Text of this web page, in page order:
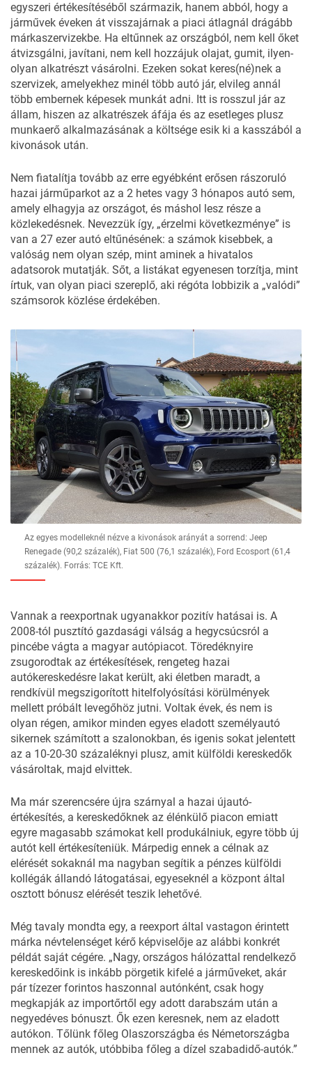
egyszeri értékesítéséből származik, hanem abból, hogy a
járművek éveken át visszajárnak a piaci átlagnál drágább
márkaszervizekbe. Ha eltűnnek az országból, nem kell őket
átvizsgálni, javítani, nem kell hozzájuk olajat, gumit, ilyen-
olyan alkatrészt vásárolni. Ezeken sokat keres(né)nek a
szervizek, amelyekhez minél több autó jár, elvileg annál
több embernek képesek munkát adni. Itt is rosszul jár az
állam, hiszen az alkatrészek áfája és az esetleges plusz
munkaerő alkalmazásának a költsége esik ki a kasszából a
kivonások után.
Nem fiatalítja tovább az erre egyébként erősen rászoruló
hazai járműparkot az a 2 hetes vagy 3 hónapos autó sem,
amely elhagyja az országot, és máshol lesz része a
közlekedésnek. Nevezzük így, „érzelmi következménye” is
van a 27 ezer autó eltűnésének: a számok kisebbek, a
valóság nem olyan szép, mint aminek a hivatalos
adatsorok mutatják. Sőt, a listákat egyenesen torzítja, mint
írtuk, van olyan piaci szereplő, aki régóta lobbizik a „valódi”
számsorok közlése érdekében.
Az egyes modelleknél nézve a kivonások arányát a sorrend: Jeep
Renegade (90,2 százalék), Fiat 500 (76,1 százalék), Ford Ecosport (61,4
százalék). Forrás: TCE Kft.
Vannak a reexportnak ugyanakkor pozitív hatásai is. A
2008-tól pusztító gazdasági válság a hegycsúcsról a
pincébe vágta a magyar autópiacot. Töredéknyire
zsugorodtak az értékesítések, rengeteg hazai
autókereskedésre lakat került, aki életben maradt, a
rendkívül megszigorított hitelfolyósítási körülmények
mellett próbált levegőhöz jutni. Voltak évek, és nem is
olyan régen, amikor minden egyes eladott személyautó
sikernek számított a szalonokban, és igenis sokat jelentett
az a 10-20-30 százaléknyi plusz, amit külföldi kereskedők
vásároltak, majd elvittek.
Ma már szerencsére újra szárnyal a hazai újautó-
értékesítés, a kereskedőknek az élénkülő piacon emiatt
egyre magasabb számokat kell produkálniuk, egyre több új
autót kell értékesíteniük. Márpedig ennek a célnak az
elérését sokaknál ma nagyban segítik a pénzes külföldi
kollégák állandó látogatásai, egyeseknél a központ által
osztott bónusz elérését teszik lehetővé.
Még tavaly mondta egy, a reexport által vastagon érintett
márka névtelenséget kérő képviselője az alábbi konkrét
példát saját cégére. „Nagy, országos hálózattal rendelkező
kereskedőink is inkább pörgetik kifelé a járműveket, akár
pár tízezer forintos haszonnal autónként, csak hogy
megkapják az importőrtől egy adott darabszám után a
negyedéves bónuszt. Ők ezen keresnek, nem az eladott
autókon. Tőlünk főleg Olaszországba és Németországba
mennek az autók, utóbbiba főleg a dízel szabadidő-autók.”